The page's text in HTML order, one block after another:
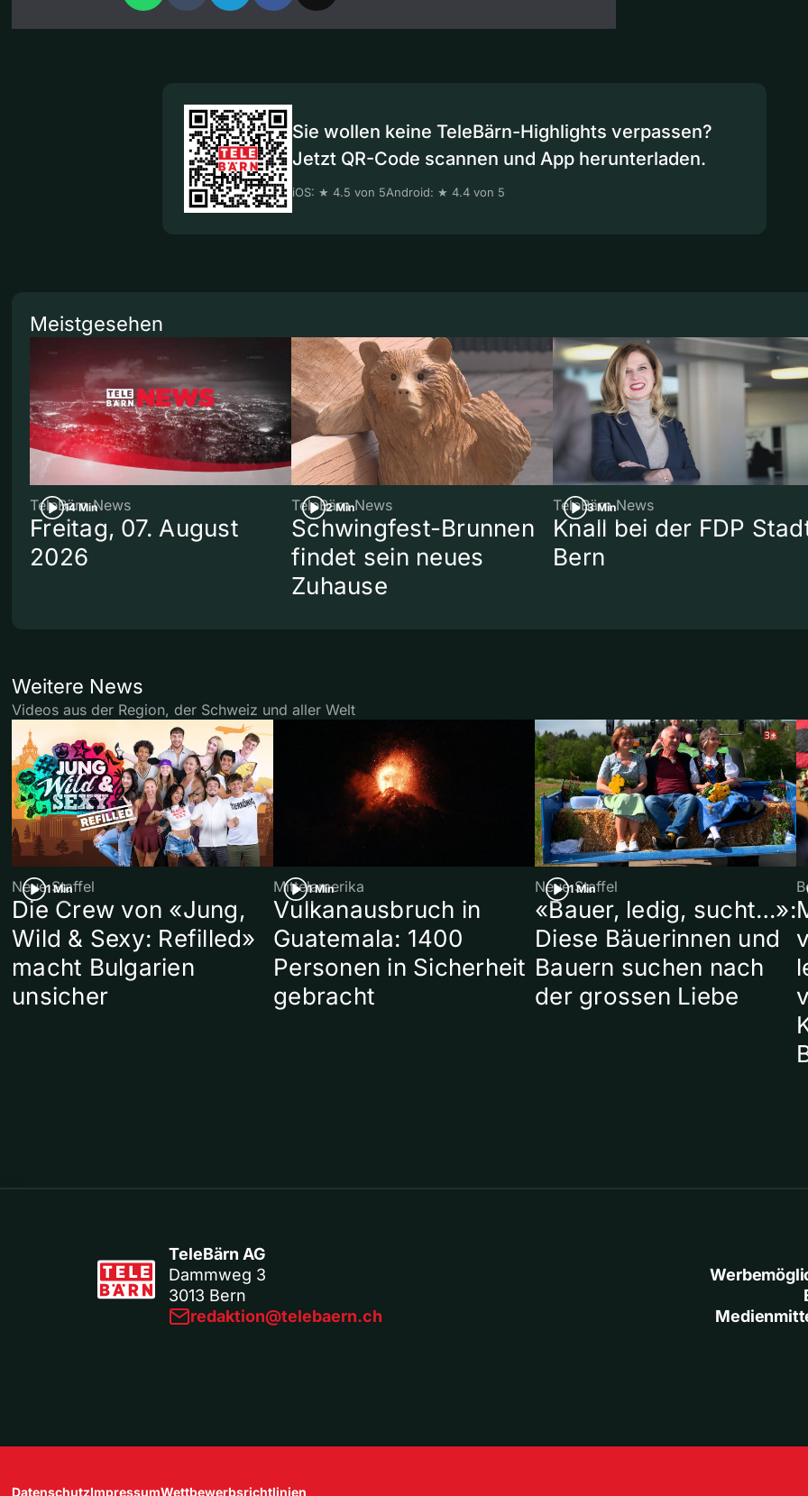
Sie wollen keine TeleBärn-Highlights verpassen?
Jetzt QR-Code scannen und App herunterladen.
iOS: ★ 4.5 von 5Android: ★ 4.4 von 5
Meistgesehen
14 Min
TeleBärn News
Freitag, 07. August
2026
2 Min
TeleBärn News
Schwingfest-Brunnen
findet sein neues
Zuhause
3 Min
TeleBärn News
Knall bei der FDP
Bern
Weitere News
Videos aus der Region, der Schweiz und aller Welt
1 Min
Neue Staffel
Die Crew von «Jung,
Wild & Sexy: Refilled»
macht Bulgarien
unsicher
1 Min
Mittelamerika
Vulkanausbruch in
Guatemala: 1400
Personen in Sicherheit
gebracht
1 Min
Neue Staffel
«Bauer, ledig, sucht…»:
Diese Bäuerinnen und
Bauern suchen nach
der grossen Liebe
TeleBärn AG
Dammweg 3
3013 Bern
redaktion@telebaern.ch
DatenschutzImpressumWettbewerbsrichtlinien